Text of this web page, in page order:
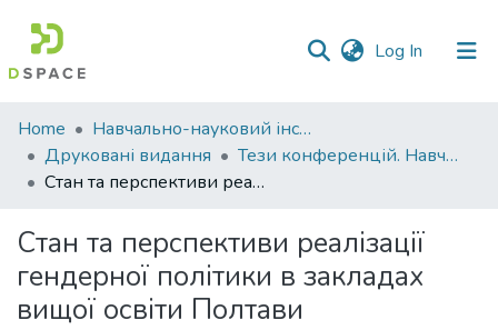
Log In (current)
Communities
&
Collections
Statistics
Home
Навчально-науковий інститут економіки, управління, права та інформаційних технологій
Друковані видання
Тези конференцій. Навчально-науковий інститут економіки, управління, права та інформаційних технологій
Стан та перспективи реалізації гендерної політики в закладах вищої освіти Полтави
Стан та перспективи реалізації
гендерної політики в закладах
вищої освіти Полтави